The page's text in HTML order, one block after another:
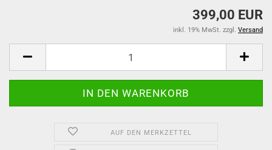
399,00 EUR
inkl. 19% MwSt. zzgl. Versand
AUF DEN MERKZETTEL